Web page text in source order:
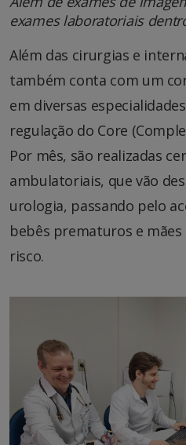
exames laboratoriais
Além das cirurgias e
também conta com um
em diversas
regulação do Core
Por mês, são realizadas
ambulatoriais, que vão
urologia, passando pelo
bebês prematuros e
risco.